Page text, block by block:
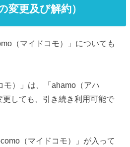
変更及び解約）
（マイドコモ）」についても
モ）」は、「ahamo（アハ
しても、引き続き利用可能で
（マイドコモ）」が入って